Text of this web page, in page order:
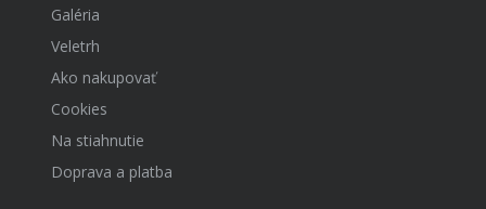
Galéria
Veletrh
Ako nakupovať
Cookies
Na stiahnutie
Doprava a platba